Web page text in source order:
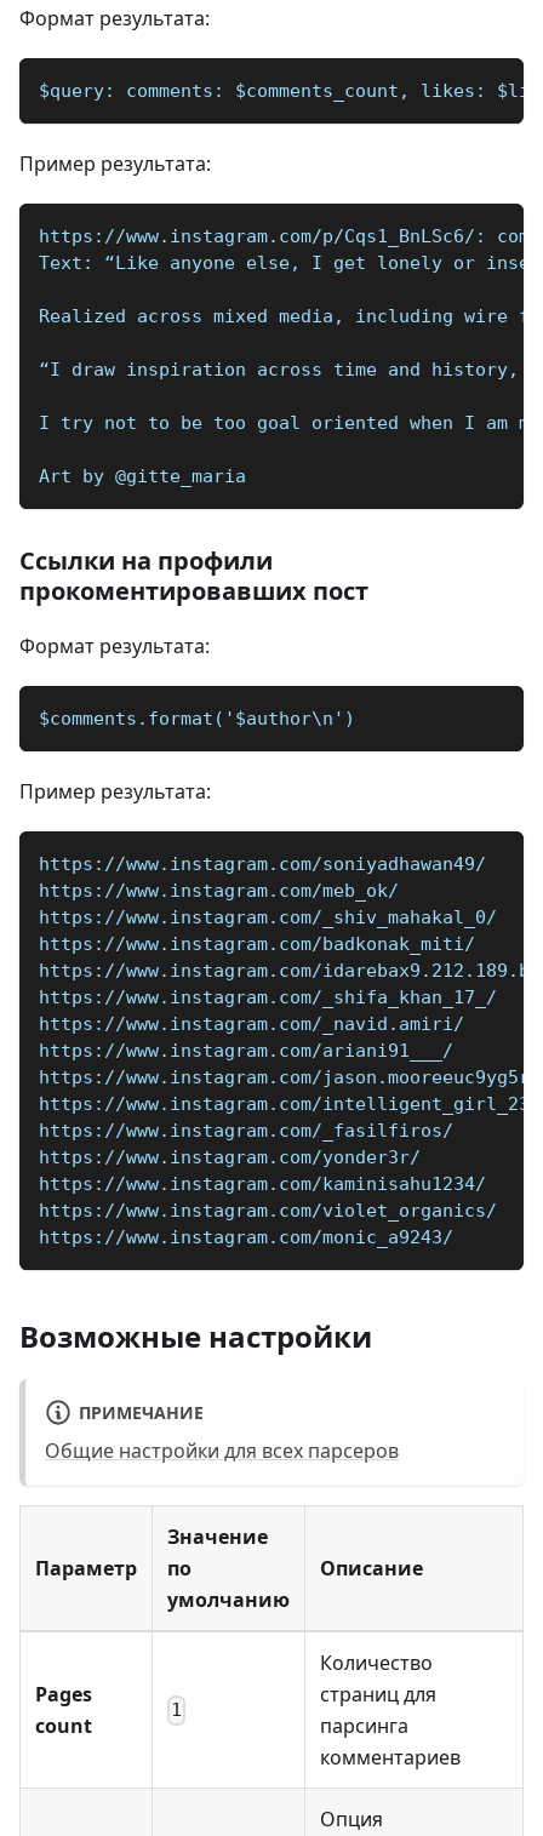
Формат результата:
$query: comments: $comments_count, likes:
Пример результата:
https://www.instagram.com/p/Cqs1_BnLSc6/:
Text: “Like anyone else, I get lonely or
Realized across mixed media, including
“I draw inspiration across time and history,
I try not to be too goal oriented when I am
Art by @gitte_maria
Ссылки на профили
прокоментировавших пост
Формат результата:
$comments.format('$author\n')
Пример результата:
https://www.instagram.com/soniyadhawan49/
https://www.instagram.com/meb_ok/
https://www.instagram.com/_shiv_mahakal_0/
https://www.instagram.com/badkonak_miti/
https://www.instagram.com/
https://www.instagram.com/_shifa_khan_17_/
https://www.instagram.com/_navid.amiri/
https://www.instagram.com/ariani91___/
https://www.instagram.com/
https://www.instagram.com/
https://www.instagram.com/_fasilfiros/
https://www.instagram.com/yonder3r/
https://www.instagram.com/kaminisahu1234/
https://www.instagram.com/violet_organics/
https://www.instagram.com/monic_a9243/
Возможные настройки
ПРИМЕЧАНИЕ
Общие настройки для всех парсеров
Параметр
Значение
по
умолчанию
Описание
Pages
count
1
Количество
страниц для
парсинга
комментариев
Опция